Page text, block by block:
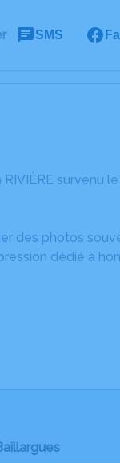
SMS
survenu
des photos
dédié à